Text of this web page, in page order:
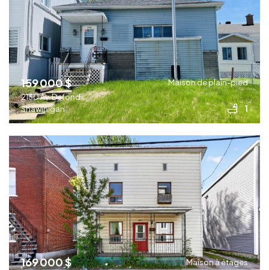
159 000 $
Maison de plain-pied
2130 Av. Defond
Shawinigan
1
169 000 $
Maison à étages